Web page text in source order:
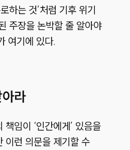
하는 것’처럼 기후 위기
주장을 논박할 줄 알아야
여기에 있다.
라
임이 ‘인간에게’ 있음을
이런 의문을 제기할 수